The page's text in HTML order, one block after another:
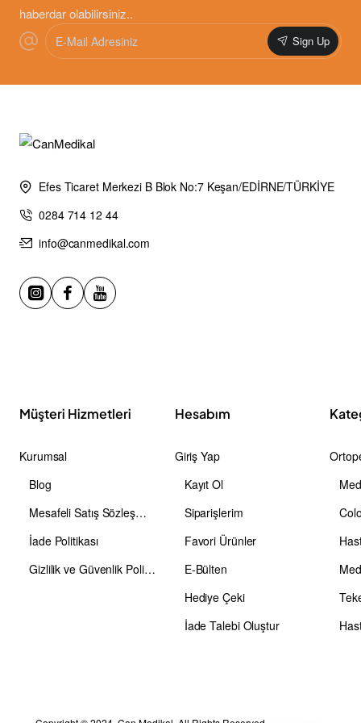
haberdar olabilirsiniz..
E-
Mail
Adresiniz
Sign Up
Efes Ticaret Merkezi B Blok No:7 Keşan/EDİRNE/TÜRKİYE
0284 714 12 44
info@canmedikal.com
Müşteri Hizmetleri
Kurumsal
Blog
Mesafeli Satış Sözleşmesi
İade Politikası
Gizlilik ve Güvenlik Politikası
Hesabım
Giriş Yap
Kayıt Ol
Siparişlerim
Favori Ürünler
E-Bülten
Hediye Çeki
İade Talebi Oluştur